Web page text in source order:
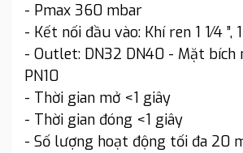
- Pmax 360 mbar
- Kết nối đầu vào: Khí ren 1 1⁄4 ”,
- Outlet: DN32 DN40 - Mặt
PN10
- Thời gian mở <1 giây
- Thời gian đóng <1 giây
- Số lượng hoạt động tối đa 20